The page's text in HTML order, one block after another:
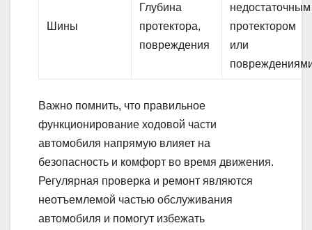
Шины
Глубина
протектора,
повреждения
недостаточным
протектором
или
Важно помнить, что правильное
функционирование ходовой части
автомобиля напрямую влияет на
безопасность и комфорт во время движения.
Регулярная проверка и ремонт являются
неотъемлемой частью обслуживания
автомобиля и помогут избежать